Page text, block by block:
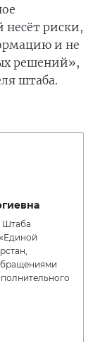
несёт риски,
и не
решений»,
штаба.
Штаба